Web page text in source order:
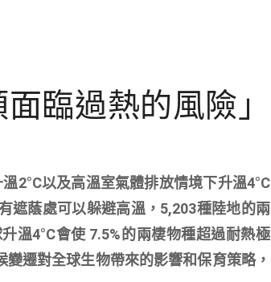
臨過熱的風險」
2°C以及高溫室氣體排放情境下升溫4°C
遮蔭處可以躲避高溫，5,203種陸地的兩
溫4°C會使 7.5%的兩棲物種超過耐熱極
遷對全球生物帶來的影響和保育策略，